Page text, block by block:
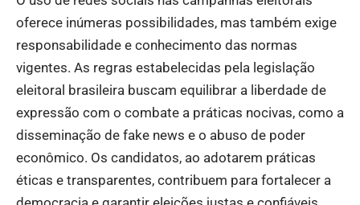
oferece inúmeras possibilidades, mas também exige
responsabilidade e conhecimento das normas
vigentes. As regras estabelecidas pela legislação
eleitoral brasileira buscam equilibrar a liberdade de
expressão com o combate a práticas nocivas, como a
disseminação de fake news e o abuso de poder
econômico. Os candidatos, ao adotarem práticas
éticas e transparentes, contribuem para fortalecer a